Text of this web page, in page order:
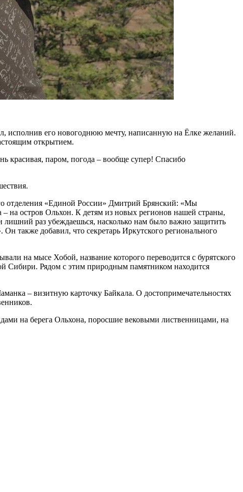
исполнив его новогоднюю мечту, написанную на Ёлке желаний.
открытием.
красивая, паром, погода – вообще супер! Спасибо
отделения «Единой России» Дмитрий Брянский: «Мы
– на остров Ольхон. К детям из новых регионов нашей страны,
раз убеждаешься, насколько нам было важно защитить
также добавил, что секретарь Иркутского регионального
на мысе Хобой, название которого переводится с бурятского
Сибири. Рядом с этим природным памятником находится
– визитную карточку Байкала. О достопримечательностях
на берега Ольхона, поросшие вековыми лиственницами, на